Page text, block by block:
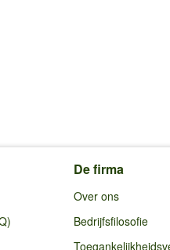
De firma
Over ons
Bedrijfsfilosofie